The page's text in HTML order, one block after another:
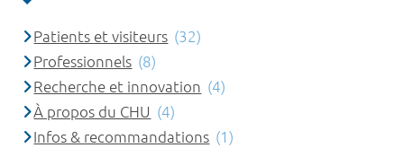
Patients et visiteurs (32)
Professionnels (8)
Recherche et innovation (4)
À propos du CHU (4)
Infos & recommandations (1)